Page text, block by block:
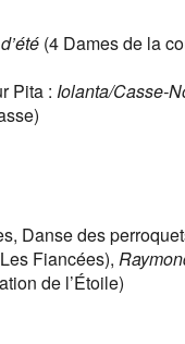
(4 Dames de la
Pita : Iolanta/Casse-
Danse des
Fiancées),
de l’Étoile)